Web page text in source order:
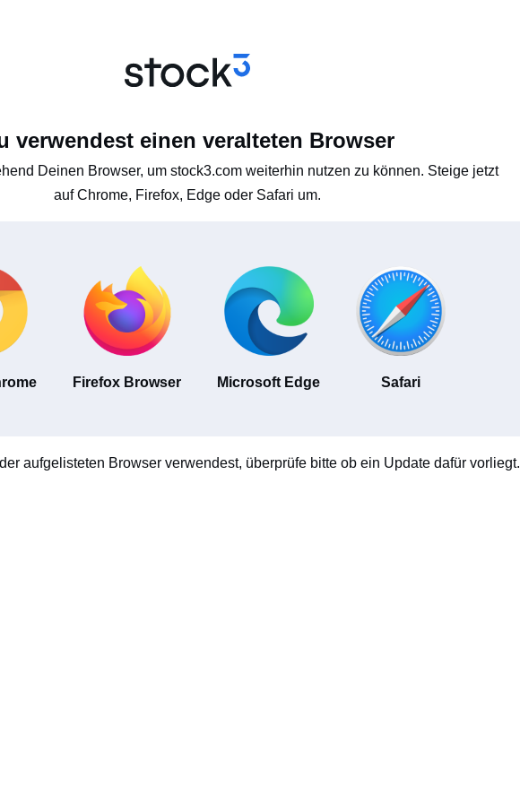
verwendest einen veralteten Browser
Deinen Browser, um stock3.com weiterhin nutzen zu können. Steige jetzt
auf Chrome, Firefox, Edge oder Safari um.
Firefox Browser Microsoft Edge Safari
aufgelisteten Browser verwendest, überprüfe bitte ob ein Update dafür vorliegt.